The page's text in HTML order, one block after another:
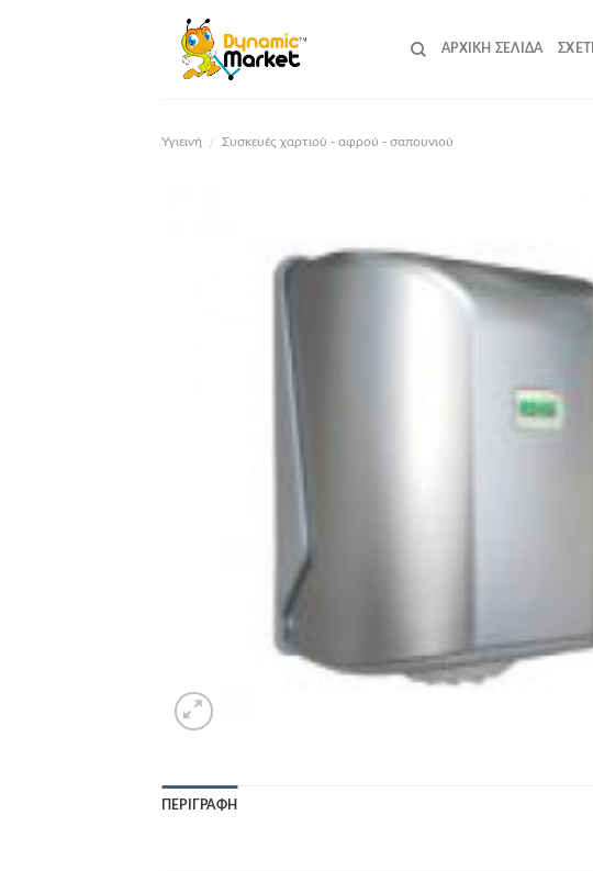
ΑΡΧΙΚΉ ΣΕΛΊΔΑ
Υγιεινή / Συσκευές χαρτιού - αφρού - σαπουνιού
ΠΕΡΙΓΡΑΦΉ